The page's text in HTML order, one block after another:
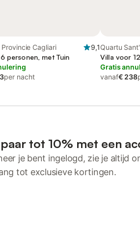
Cagliari
9,1
personen, met Tuin
per nacht
Quartu
Villa voor
Gratis
vanaf€ 238
tot 10% met een
je bent ingelogd, zie je altijd
tot exclusieve kortingen.